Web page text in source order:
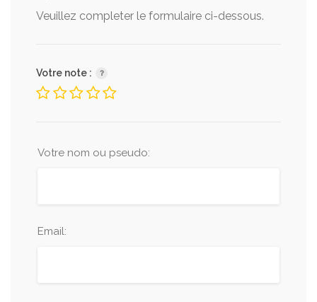
Veuillez completer le formulaire ci-dessous.
Votre note :
Votre nom ou pseudo:
Email: